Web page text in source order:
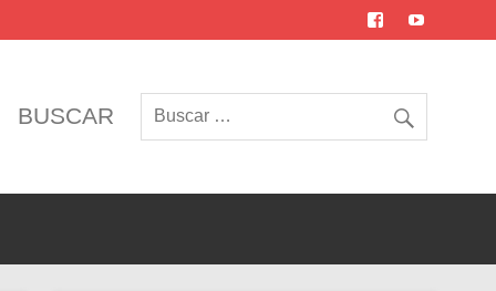
BUSCAR